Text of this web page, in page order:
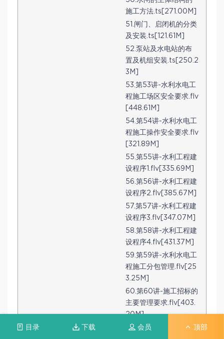
施工方法.ts[271.00M]
51.闸门、启闭机的分类
及安装.ts[121.61M]
52.泵站及水电站的布
置及机组安装.ts[250.2
3M]
53.第53讲-水利水电工
程施工场区安全要求.flv
[448.61M]
54.第54讲-水利水电工
程施工操作安全要求.flv
[321.89M]
55.第55讲-水利工程建
设程序1.flv[335.69M]
56.第56讲-水利工程建
设程序2.flv[385.67M]
57.第57讲-水利工程建
设程序3.flv[347.07M]
58.第58讲-水利工程建
设程序4.flv[431.37M]
59.第59讲-水利水电工
程施工分包管理.flv[25
3.25M]
60.第60讲-施工招标的
主要管理要求.flv[403.
20M]
61.第61讲-施工投标的
目录 下载 会员 顶部